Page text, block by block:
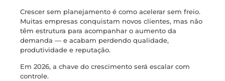
Crescer sem planejamento é como acelerar sem freio.
Muitas empresas conquistam novos clientes, mas não
têm estrutura para acompanhar o aumento da
demanda — e acabam perdendo qualidade,
produtividade e reputação.
Em 2026, a chave do crescimento será escalar com
controle.